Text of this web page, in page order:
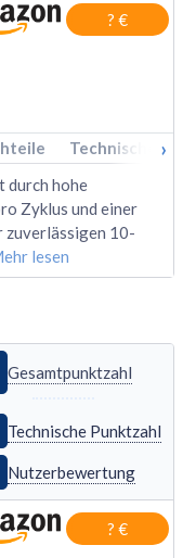
? €
Technische›
durch hohe
Zyklus und einer
zuverlässigen 10-
lesen
Gesamtpunktzahl
Technische Punktzahl
Nutzerbewertung
? €